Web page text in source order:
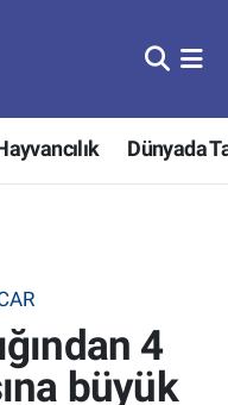
Dünyada
4
büyük